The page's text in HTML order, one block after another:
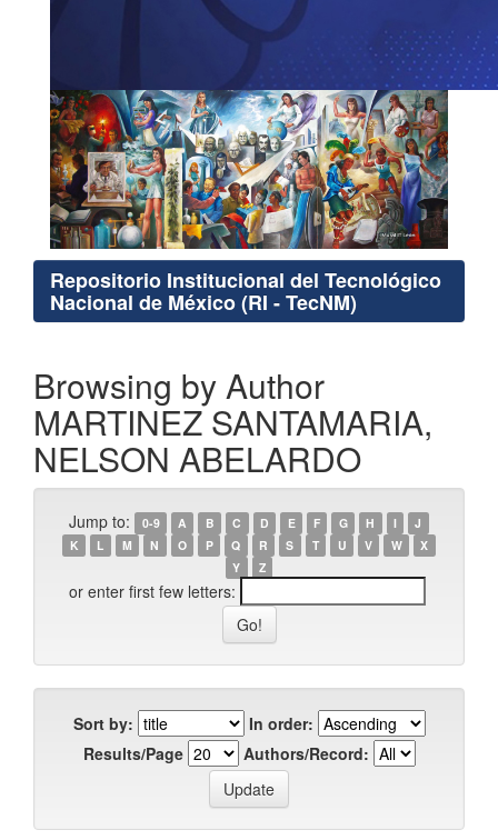
Repositorio Institucional del Tecnológico
Nacional de México (RI - TecNM)
Browsing by Author
MARTINEZ SANTAMARIA,
NELSON ABELARDO
Jump to: 0-9 A B C D E F G H I
J
K
L M N O P Q R S T U V W
X
Y
Z
or enter first few letters:
Sort by:
In order:
Results/Page
Authors/Record: